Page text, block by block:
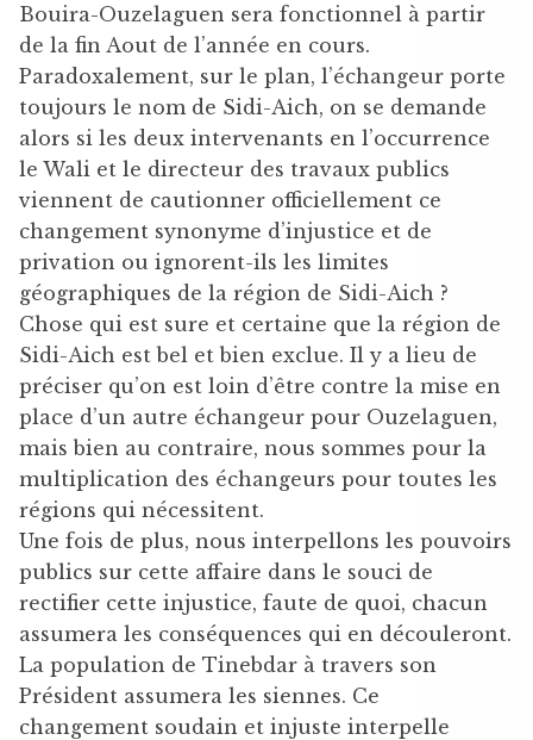
Bouira-Ouzelaguen sera fonctionnel à partir
de la fin Aout de l’année en cours.
Paradoxalement, sur le plan, l’échangeur porte
toujours le nom de Sidi-Aich, on se demande
alors si les deux intervenants en l’occurrence
le Wali et le directeur des travaux publics
viennent de cautionner officiellement ce
changement synonyme d’injustice et de
privation ou ignorent-ils les limites
géographiques de la région de Sidi-Aich ?
Chose qui est sure et certaine que la région de
Sidi-Aich est bel et bien exclue. Il y a lieu de
préciser qu’on est loin d’être contre la mise en
place d’un autre échangeur pour Ouzelaguen,
mais bien au contraire, nous sommes pour la
multiplication des échangeurs pour toutes les
régions qui nécessitent.
Une fois de plus, nous interpellons les pouvoirs
publics sur cette affaire dans le souci de
rectifier cette injustice, faute de quoi, chacun
assumera les conséquences qui en découleront.
La population de Tinebdar à travers son
Président assumera les siennes. Ce
changement soudain et injuste interpelle